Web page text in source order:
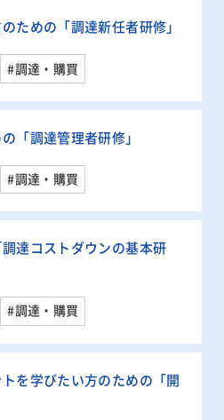
ための「調達新任者研修」
#調達・購買
「調達管理者研修」
#調達・購買
達コストダウンの基本研
#調達・購買
を学びたい方のための「開